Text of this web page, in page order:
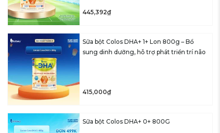
445,392₫
Sữa bột Colos DHA+ 1+ Lon 800g – Bổ
sung dinh dưỡng, hỗ trợ phát triển trí não
415,000₫
Sữa bột Colos DHA+ 0+ 800G